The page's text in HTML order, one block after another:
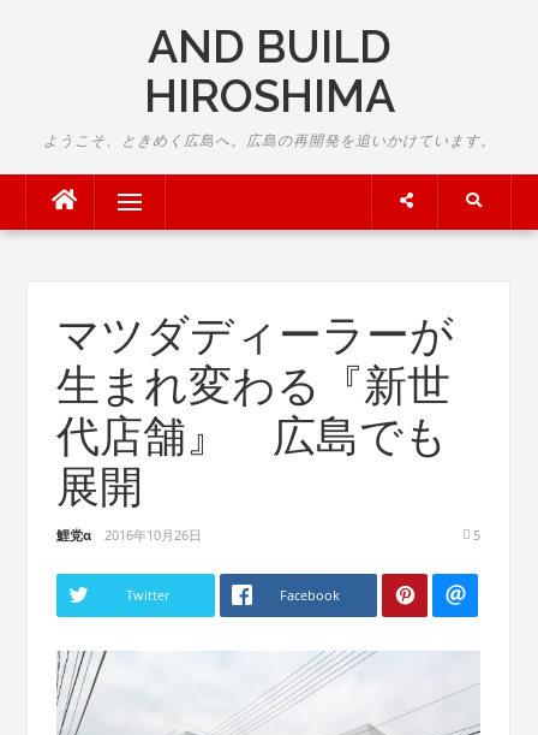
AND BUILD
HIROSHIMA
ようこそ、ときめく広島へ。広島の再開発を追いかけています。
Menu
マツダディーラーが
生まれ変わる『新世
代店舗』 広島でも
展開
鯉党α 2016年10月26日 5
Twitter Facebook